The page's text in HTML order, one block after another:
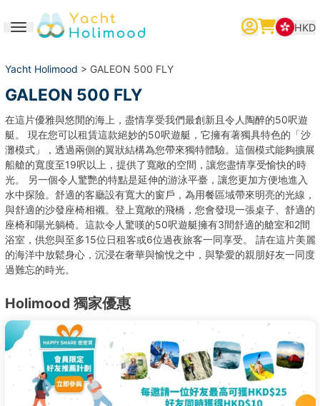
Toggle navigation HKD
Yacht Holimood > GALEON 500 FLY
GALEON 500 FLY
在這片優雅與悠閒的海上，盡情享受我們最創新且令人陶醉的50呎遊
艇。 現在您可以租賃這款絕妙的50呎遊艇，它擁有著獨具特色的「沙
灘模式」，透過兩側的翼狀結構為您帶來獨特體驗。這個模式能夠擴展
船艙的寬度至19呎以上，提供了寬敞的空間，讓您盡情享受愉快的時
光。 另一個令人驚艷的特點是延伸的游泳平臺，讓您更加方便地進入
水中探險。舒適的客廳設有寬大的窗戶，為用餐區域帶來明亮的光線，
與舒適的沙發座椅相襯。登上寬敞的飛橋，您會發現一張桌子、舒適的
座椅和陽光躺椅。這款令人驚嘆的50呎遊艇擁有3間舒適的艙室和2間
浴室，供您與至多15位日租客或6位過夜旅客一同享受。 請在這片美麗
的海洋中放鬆身心，沉浸在奢華與愉悅之中，與摯愛的親朋好友一同度
過難忘的時光。
Holimood 獨家優惠